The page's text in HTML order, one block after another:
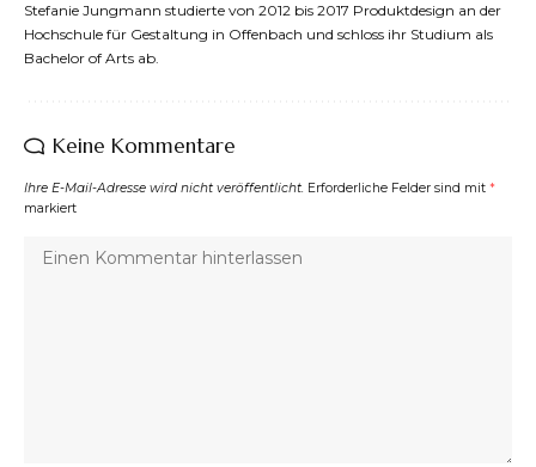
Stefanie Jungmann studierte von 2012 bis 2017 Produktdesign an der
Hochschule für Gestaltung in Offenbach und schloss ihr Studium als
Bachelor of Arts ab.
Keine Kommentare
Ihre E-Mail-Adresse wird nicht veröffentlicht. Erforderliche Felder sind mit *
markiert